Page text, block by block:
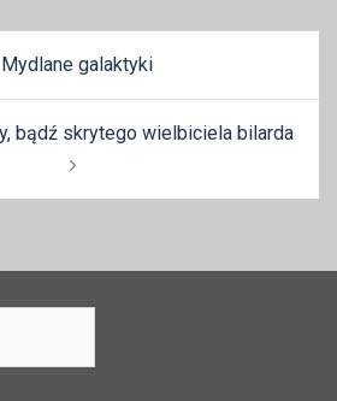
Mydlane galaktyki
bądź skrytego wielbiciela bilarda